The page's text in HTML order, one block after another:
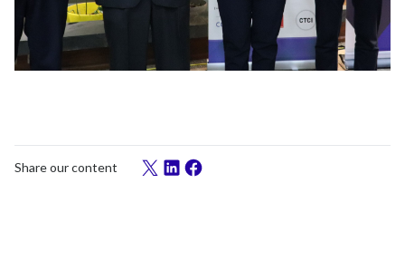
Share our content